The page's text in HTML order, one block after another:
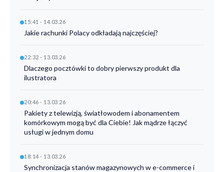
15:41 - 14.03.26
Jakie rachunki Polacy odkładają najczęściej?
22:32 - 13.03.26
Dlaczego pocztówki to dobry pierwszy produkt dla
ilustratora
20:46 - 13.03.26
Pakiety z telewizją, światłowodem i abonamentem
komórkowym mogą być dla Ciebie! Jak mądrze łączyć
usługi w jednym domu
18:14 - 13.03.26
Synchronizacja stanów magazynowych w e-commerce i